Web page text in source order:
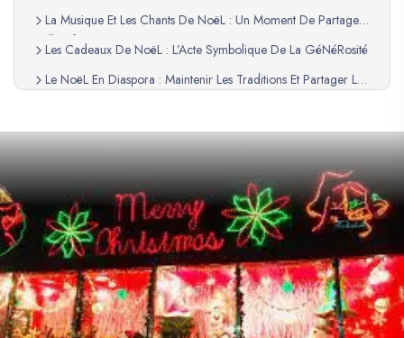
La Musique Et Les Chants De NoëL : Un Moment De Partage
Collectif
Les Cadeaux De NoëL : L’Acte Symbolique De La GéNéRosité
Le NoëL En Diaspora : Maintenir Les Traditions Et Partager La